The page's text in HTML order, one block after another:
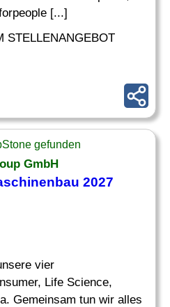
[...]
STELLENANGEBOT
gefunden
GmbH
2027
vier
Life Science,
Gemeinsam tun wir alles